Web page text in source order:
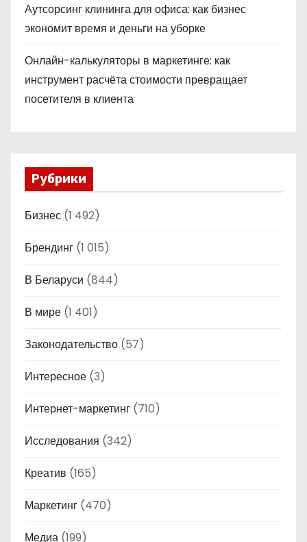
Аутсорсинг клининга для офиса: как бизнес
экономит время и деньги на уборке
Онлайн-калькуляторы в маркетинге: как
инструмент расчёта стоимости превращает
посетителя в клиента
Рубрики
Бизнес (1 492)
Брендинг (1 015)
В Беларуси (844)
В мире (1 401)
Законодательство (57)
Интересное (3)
Интернет-маркетинг (710)
Исследования (342)
Креатив (165)
Маркетинг (470)
Медиа (199)